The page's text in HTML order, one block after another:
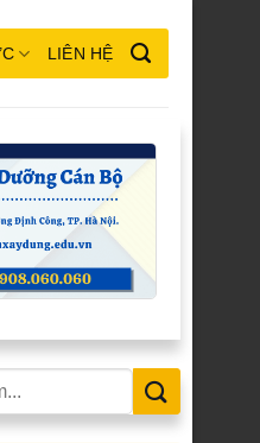
LIÊN HỆ